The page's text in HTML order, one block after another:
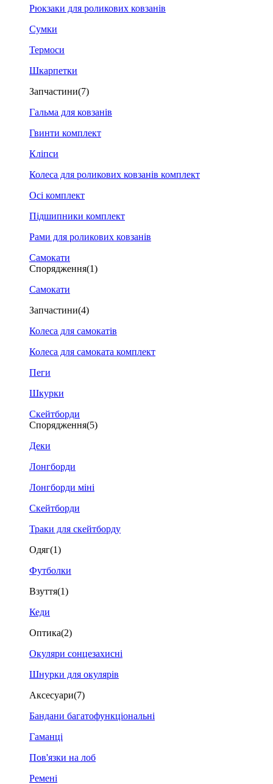
Рюкзаки для роликових ковзанів
Сумки
Термоси
Шкарпетки
Запчастини(7)
Гальма для ковзанів
Гвинти комплект
Кліпси
Колеса для роликових ковзанів комплект
Осі комплект
Підшипники комплект
Рами для роликових ковзанів
Самокати
Спорядження(1)
Самокати
Запчастини(4)
Колеса для самокатів
Колеса для самоката комплект
Пеги
Шкурки
Скейтборди
Спорядження(5)
Деки
Лонгборди
Лонгборди міні
Скейтборди
Траки для скейтборду
Одяг(1)
Футболки
Взуття(1)
Кеди
Оптика(2)
Окуляри сонцезахисні
Шнурки для окулярів
Аксесуари(7)
Бандани багатофункціональні
Гаманці
Пов'язки на лоб
Ремені